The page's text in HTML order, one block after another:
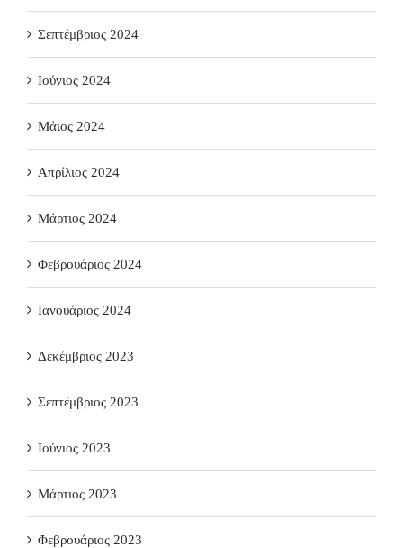
Σεπτέμβριος 2024
Ιούνιος 2024
Μάιος 2024
Απρίλιος 2024
Μάρτιος 2024
Φεβρουάριος 2024
Ιανουάριος 2024
Δεκέμβριος 2023
Σεπτέμβριος 2023
Ιούνιος 2023
Μάρτιος 2023
Φεβρουάριος 2023